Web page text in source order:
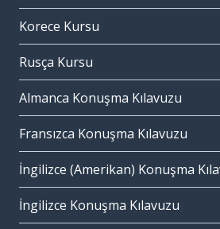
Korece Kursu
Rusça Kursu
Almanca Konuşma Kılavuzu
Fransızca Konuşma Kılavuzu
İngilizce (Amerikan) Konuşma
İngilizce Konuşma Kılavuzu